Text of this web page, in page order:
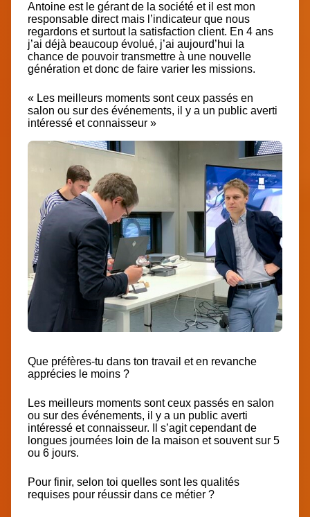
Antoine est le gérant de la société et il est mon
responsable direct mais l’indicateur que nous
regardons et surtout la satisfaction client. En 4 ans
j’ai déjà beaucoup évolué, j’ai aujourd’hui la
chance de pouvoir transmettre à une nouvelle
génération et donc de faire varier les missions.
« Les meilleurs moments sont ceux passés en
salon ou sur des événements, il y a un public averti
intéressé et connaisseur »
Que préfères-tu dans ton travail et en revanche
apprécies le moins ?
Les meilleurs moments sont ceux passés en salon
ou sur des événements, il y a un public averti
intéressé et connaisseur. Il s’agit cependant de
longues journées loin de la maison et souvent sur 5
ou 6 jours.
Pour finir, selon toi quelles sont les qualités
requises pour réussir dans ce métier ?